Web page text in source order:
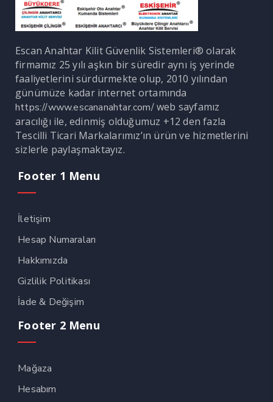
Escan Anahtar Kilit Güvenlik Sistemleri® olarak
firmamız 25 yılı aşkın bir süredir aynı iş yerinde
faaliyetlerini sürdürmekte olup, 2010 yılından
günümüze kadar internet ortamında
https://www.escananahtar.com/web sayfamız
aracılığı ile, edinmiş olduğumuz +12 den fazla
Tescilli Ticari Markalarımız’ın ürün ve hizmetlerini
sizlerle paylaşmaktayız.
Footer 1 Menu
İletişim
Hesap Numaraları
Hakkımızda
Gizlilik Politikası
İade & Değişim
Footer 2 Menu
Mağaza
Hesabım